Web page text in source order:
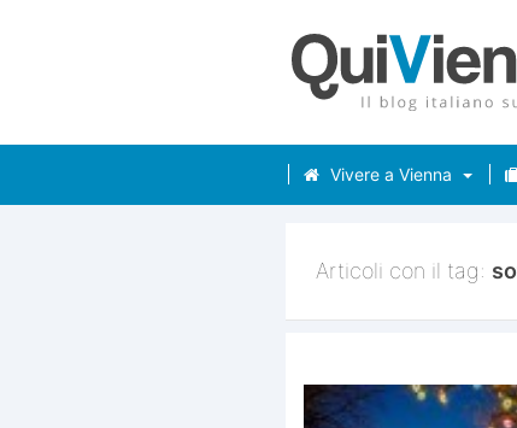
Vivere a Vienna
Articoli con il tag: